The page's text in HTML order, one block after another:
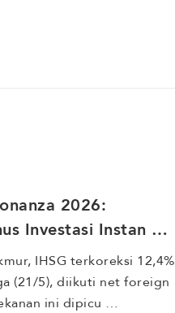
2026:
Investasi Instan
Juta!
IHSG terkoreksi 12,4%
(21/5), diikuti net foreign
ini dipicu